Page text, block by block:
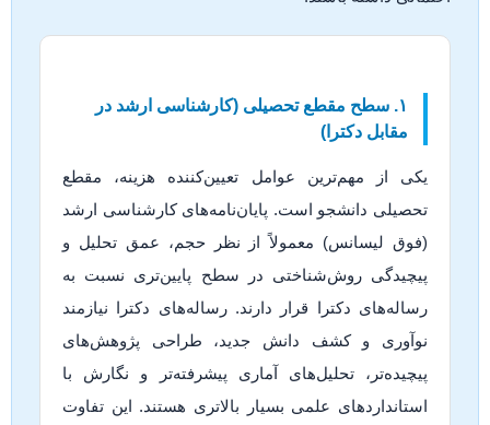
۱. سطح مقطع تحصیلی (کارشناسی ارشد در
مقابل دکترا)
یکی از مهم‌ترین عوامل تعیین‌کننده هزینه، مقطع
تحصیلی دانشجو است. پایان‌نامه‌های کارشناسی ارشد
(فوق لیسانس) معمولاً از نظر حجم، عمق تحلیل و
پیچیدگی روش‌شناختی در سطح پایین‌تری نسبت به
رساله‌های دکترا قرار دارند. رساله‌های دکترا نیازمند
نوآوری و کشف دانش جدید، طراحی پژوهش‌های
پیچیده‌تر، تحلیل‌های آماری پیشرفته‌تر و نگارش با
استانداردهای علمی بسیار بالاتری هستند. این تفاوت